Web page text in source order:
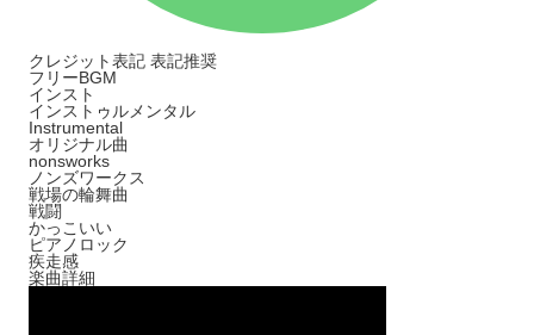
クレジット表記 表記推奨
フリーBGM
インスト
インストゥルメンタル
Instrumental
オリジナル曲
nonsworks
ノンズワークス
戦場の輪舞曲
戦闘
かっこいい
ピアノロック
疾走感
楽曲詳細